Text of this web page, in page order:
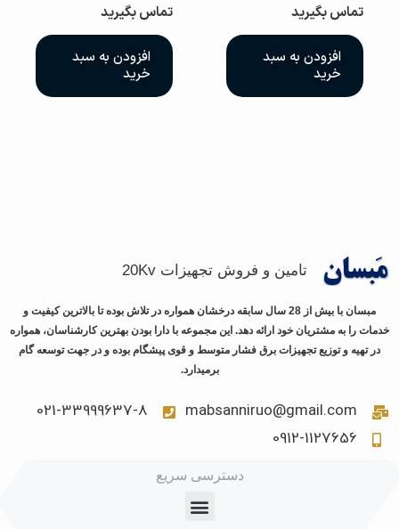
تماس بگیرید
افزودن به سبد
خرید
تماس بگیرید
افزودن به سبد
خرید
تامین و فروش تجهیزات 20Kv
مبسان با بیش از 28 سال سابقه درخشان همواره در تلاش بوده تا بالاترین کیفیت و
خدمات را به مشتریان خود ارائه دهد. این مجموعه با دارا بودن بهترین کارشناسان، همواره
در تهیه و توزیع تجهیزات برق فشار متوسط و قوی پیشگام بوده و در جهت توسعه گام
برمیدارد.
mabsanniruo@gmail.com
021-33999637-8
0912-1127656
دسترسی سریع